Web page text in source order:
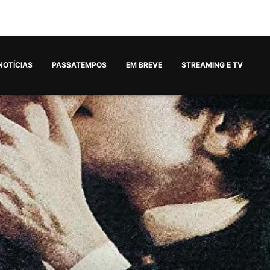
PASSATEMPOS EM BREVE STREAMING E TV